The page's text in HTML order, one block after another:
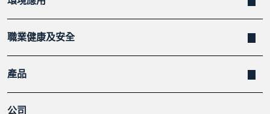
職業健康及安全
產品
公司